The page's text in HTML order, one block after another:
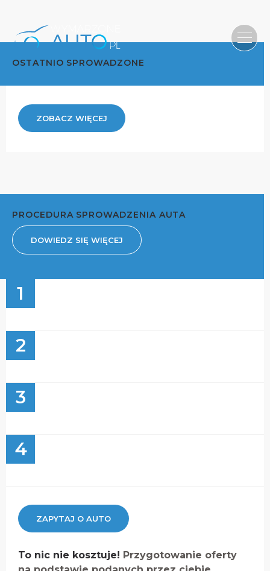
OSTATNIO SPROWADZONE
ZOBACZ WIĘCEJ
PROCEDURA SPROWADZENIA AUTA
DOWIEDZ SIĘ WIĘCEJ
1
2
3
4
ZAPYTAJ O AUTO
To nic nie kosztuje! Przygotowanie oferty